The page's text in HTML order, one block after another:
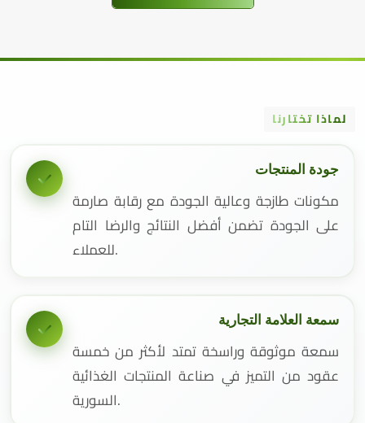
لماذا تختارنا
جودة المنتجات
مكونات طازجة وعالية الجودة مع رقابة صارمة
على الجودة تضمن أفضل النتائج والرضا التام
للعملاء.
سمعة العلامة التجارية
سمعة موثوقة وراسخة تمتد لأكثر من خمسة
عقود من التميز في صناعة المنتجات الغذائية
السورية.